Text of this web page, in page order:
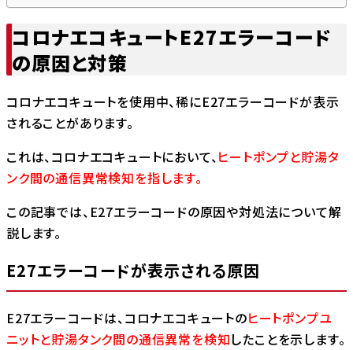
コロナエコキュートE27エラーコード
の原因と対策
コロナエコキュートを使用中、稀にE27エラーコードが表示
されることがあります。
これは、コロナエコキュートにおいて、ヒートポンプと貯湯タ
ンク間の通信異常検知を指します。
この記事では、E27エラーコードの原因や対処法について解
説します。
E27エラーコードが表示される原因
E27エラーコードは、コロナエコキュートのヒートポンプユ
ニットと貯湯タンク間の通信異常を検知したことを示します。